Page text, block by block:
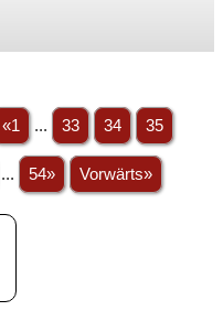
«1 ... 33 34 35
... 54» Vorwärts»